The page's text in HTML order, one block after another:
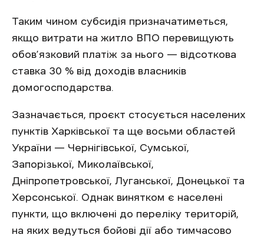
Таким чином субсидія призначатиметься,
якщо витрати на житло​​ ВПО перевищують
обов’язковий платіж за нього — відсоткова
ставка 30 % від доходів власників
домогосподарства.
Зазначається, проєкт стосується населених
пунктів Харківської та ще восьми областей
України — Чернігівської, Сумської,
Запорізької, Миколаївської,
Дніпропетровської, Луганської, Донецької та
Херсонської. Однак винятком є населені
пункти, що включені до переліку територій,
на яких ведуться бойові дії або тимчасово